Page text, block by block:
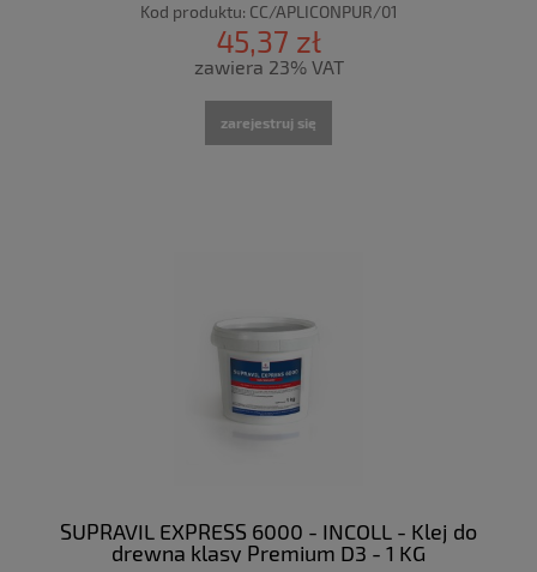
Kod produktu: CC/APLICONPUR/01
45,37 zł
zawiera 23% VAT
zarejestruj się
SUPRAVIL EXPRESS 6000 - INCOLL - Klej do
drewna klasy Premium D3 - 1 KG